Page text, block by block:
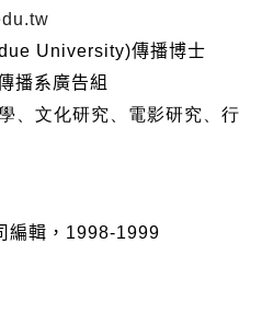
University)傳播博士
播系廣告組
、文化研究、電影研究、行
編輯，1998-1999